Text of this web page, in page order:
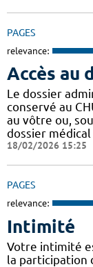
PAGES
relevance:
Accès au
Le dossier
conservé au
au vôtre ou,
dossier
18/02/2026 15:25
PAGES
relevance:
Intimité
Votre intimité
la participation